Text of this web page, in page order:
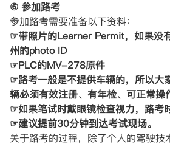
⑥ 参加路考
参加路考需要准备以下资料：
☞带照片的Learner Permit，如果没
州的photo ID
☞PLC的MV-278原件
☞路考一般是不提供车辆的，所以大
辆必须有效注册、有年检、可正常操
☞如果笔试时戴眼镜检查视力，路考
☞建议提前30分钟到达考试现场。
关于路考的过程，除了个人的驾驶技